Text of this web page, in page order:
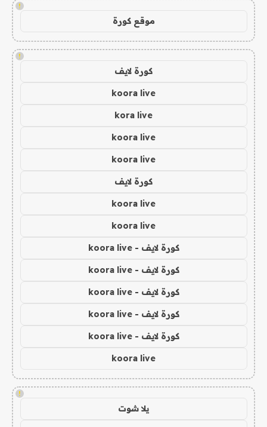
!
موقع كورة
!
كورة لايف
koora live
kora live
koora live
koora live
كورة لايف
koora live
koora live
كورة لايف - koora live
كورة لايف - koora live
كورة لايف - koora live
كورة لايف - koora live
كورة لايف - koora live
koora live
!
يلا شوت